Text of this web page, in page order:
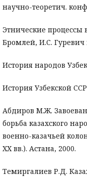
научно-теоретич.
Этнические процессы
Бромлей, И.С. Гуревич
История народов
История Узбекской
Абдиров М.Ж.
борьба казахского
военно-казачьей
XX вв.). Астана, 2000.
Темиргалиев Р.Д.